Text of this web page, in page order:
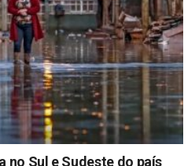
no Sul e Sudeste do país